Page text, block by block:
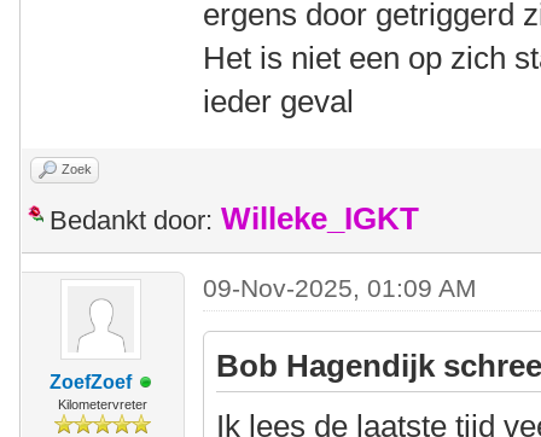
ergens door getriggerd
Het is niet een op zich
ieder geval
Zoek
Bedankt door: Willeke_IGKT
ZoefZoef
Kilometervreter
09-Nov-2025, 01:09 AM
Bob Hagendijk
Ik lees de laatste tijd